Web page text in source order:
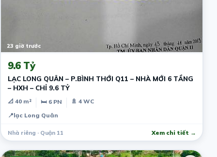
23 giờ trước
9.6 Tỷ
LẠC LONG QUÂN – P.BÌNH THỚI Q11 – NHÀ MỚI 6 TẦNG
– HXH – CHỈ 9.6 TỶ
📐 40 m² 🛏 6 PN
🚿 4 WC
📍lạc Long Quân
Nhà riêng · Quận 11 Xem chi tiết →